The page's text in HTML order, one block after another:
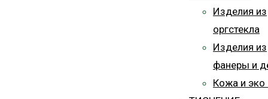
Изделия из
оргстекла
Изделия из
фанеры и
Кожа и